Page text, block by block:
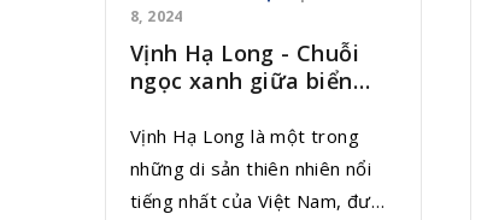
8, 2024
Vịnh Hạ Long - Chuỗi
ngọc xanh giữa biển
Vịnh Hạ Long là một trong
những di sản thiên nhiên nổi
tiếng nhất của Việt Nam, được